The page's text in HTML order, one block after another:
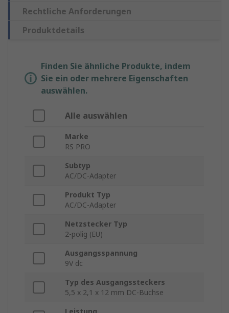
Rechtliche Anforderungen
Produktdetails
Finden Sie ähnliche Produkte, indem
Sie ein oder mehrere Eigenschaften
auswählen.
Alle auswählen
Marke
RS PRO
Subtyp
AC/DC-Adapter
Produkt Typ
AC/DC-Adapter
Netzstecker Typ
2-polig (EU)
Ausgangsspannung
9V dc
Typ des Ausgangssteckers
5,5 x 2,1 x 12 mm DC-Buchse